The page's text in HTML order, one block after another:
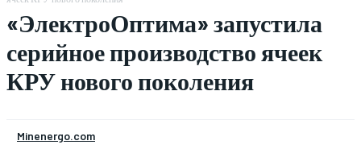
«ЭлектроОптима» запустила
серийное производство ячеек
КРУ нового поколения
Minenergo.com